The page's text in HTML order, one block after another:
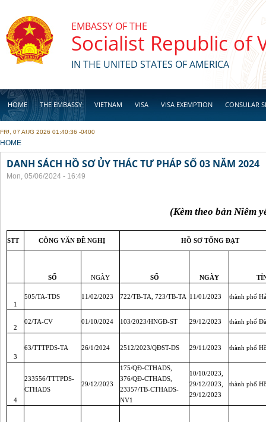
EMBASSY OF THE
Socialist Republic of
IN THE UNITED STATES OF AMERICA
HOME THE EMBASSY VIETNAM VISA VISA EXEMPTION CONSULAR
BUSINESS
FRI, 07 AUG 2026 01:40:36 -0400
YOU ARE HERE
HOME
DANH SÁCH HỒ SƠ ỦY THÁC TƯ PHÁP SỐ 03 NĂM 2024
Mon, 05/06/2024 - 16:49
(Kèm theo bản Niêm
STT CÔNG VĂN ĐỀ NGHỊ HỒ SƠ TỐNG ĐẠT
SỐ NGÀY SỐ NGÀY
1
505/TA-TDS 11/02/2023 722/TB-TA, 723/TB-TA 11/01/2023 thành phố
2
02/TA-CV 01/10/2024 103/2023/HNGĐ-ST 29/12/2023 thành phố
3
63/TTTPDS-TA 26/1/2024 2512/2023/QĐST-DS 29/11/2023 thành phố
4
233556/TTTPDS-
CTHADS
29/12/2023
175/QĐ-CTHADS,
376/QĐ-CTHADS,
23357/TB-CTHADS-
NV1
10/10/2023,
29/12/2023,
29/12/2023
thành phố